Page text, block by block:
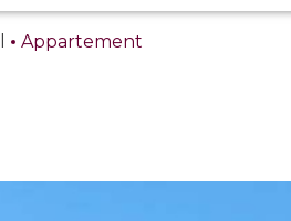
Appartement